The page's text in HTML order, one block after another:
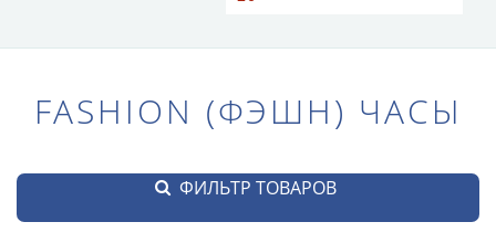
FASHION (ФЭШН) ЧАСЫ
ФИЛЬТР ТОВАРОВ